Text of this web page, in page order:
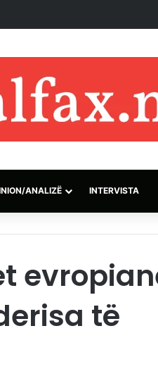
ANALIZË INTERVISTA
të